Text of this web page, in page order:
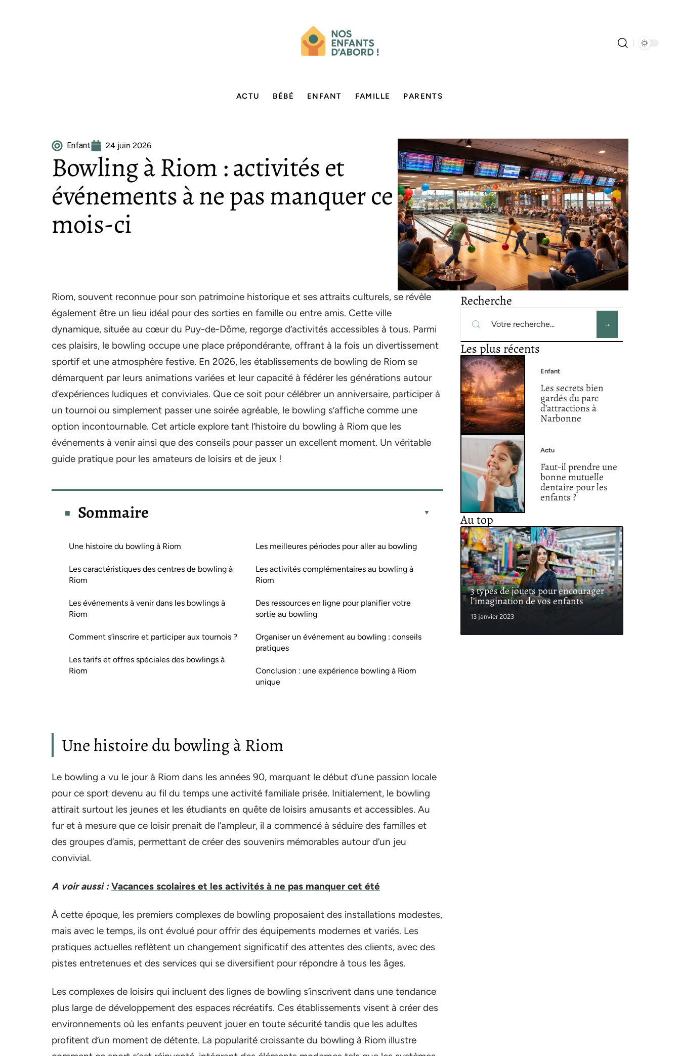
ACTU BÉBÉ ENFANT FAMILLE PARENTS
Enfant 24 juin 2026
Bowling à Riom : activités et
événements à ne pas manquer ce
mois-ci
Riom, souvent reconnue pour son patrimoine historique et ses attraits culturels, se révèle
également être un lieu idéal pour des sorties en famille ou entre amis. Cette ville
dynamique, située au cœur du Puy-de-Dôme, regorge d’activités accessibles à tous. Parmi
ces plaisirs, le bowling occupe une place prépondérante, offrant à la fois un divertissement
sportif et une atmosphère festive. En 2026, les établissements de bowling de Riom se
démarquent par leurs animations variées et leur capacité à fédérer les générations autour
d’expériences ludiques et conviviales. Que ce soit pour célébrer un anniversaire, participer à
un tournoi ou simplement passer une soirée agréable, le bowling s’affiche comme une
option incontournable. Cet article explore tant l’histoire du bowling à Riom que les
événements à venir ainsi que des conseils pour passer un excellent moment. Un véritable
guide pratique pour les amateurs de loisirs et de jeux !
Sommaire
Une histoire du bowling à Riom
Les caractéristiques des centres de bowling à
Riom
Les événements à venir dans les bowlings à
Riom
Comment s’inscrire et participer aux tournois ?
Les tarifs et offres spéciales des bowlings à
Riom
Les meilleures périodes pour aller au bowling
Les activités complémentaires au bowling à
Riom
Des ressources en ligne pour planifier votre
sortie au bowling
Organiser un événement au bowling : conseils
pratiques
Conclusion : une expérience bowling à Riom
unique
Une histoire du bowling à Riom
Le bowling a vu le jour à Riom dans les années 90, marquant le début d’une passion locale
pour ce sport devenu au fil du temps une activité familiale prisée. Initialement, le bowling
attirait surtout les jeunes et les étudiants en quête de loisirs amusants et accessibles. Au
fur et à mesure que ce loisir prenait de l’ampleur, il a commencé à séduire des familles et
des groupes d’amis, permettant de créer des souvenirs mémorables autour d’un jeu
convivial.
A voir aussi : Vacances scolaires et les activités à ne pas manquer cet été
À cette époque, les premiers complexes de bowling proposaient des installations modestes,
mais avec le temps, ils ont évolué pour offrir des équipements modernes et variés. Les
pratiques actuelles reflètent un changement significatif des attentes des clients, avec des
pistes entretenues et des services qui se diversifient pour répondre à tous les âges.
Les complexes de loisirs qui incluent des lignes de bowling s’inscrivent dans une tendance
plus large de développement des espaces récréatifs. Ces établissements visent à créer des
environnements où les enfants peuvent jouer en toute sécurité tandis que les adultes
profitent d’un moment de détente. La popularité croissante du bowling à Riom illustre
Recherche
Les plus récents
Enfant
Les secrets bien
gardés du parc
d’attractions à
Narbonne
Actu
Faut-il prendre une
bonne mutuelle
dentaire pour les
enfants ?
Au top
3 types de jouets pour encourager
l’imagination de vos enfants
13 janvier 2023